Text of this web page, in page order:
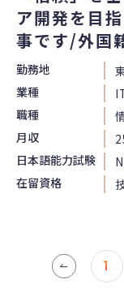
ア開発を目
事です/外国
勤務地
業種
職種
月収
日本語能力試験
在留資格
1